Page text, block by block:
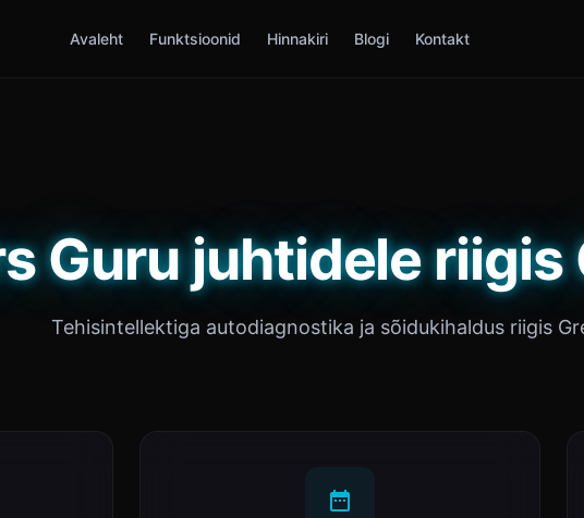
Avaleht Funktsioonid Hinnakiri Blogi Kontakt
Guru juhtidele riigis
Tehisintellektiga autodiagnostika ja sõidukihaldus riigis